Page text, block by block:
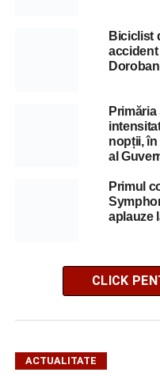
Biciclist
nopții,
al
Primul
aplauze
CLICK
ACTUALITATE